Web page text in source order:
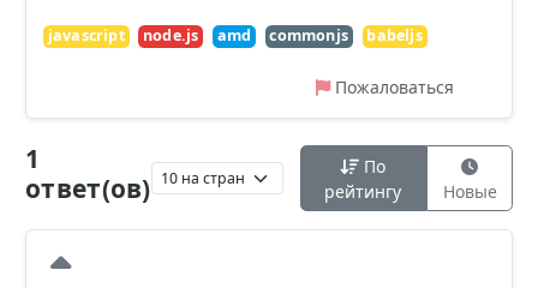
javascript node.js amd commonjs babeljs
Пожаловаться
1
ответ(ов)
По
рейтингу
Новые